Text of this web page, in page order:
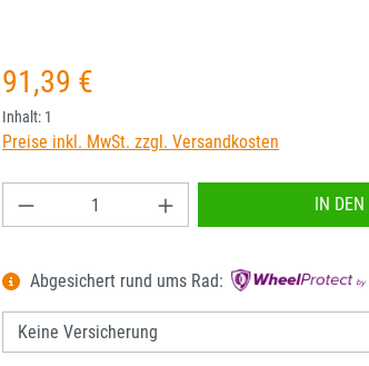
Regulärer Preis:
91,39 €
Inhalt: 1
Preise inkl. MwSt. zzgl. Versandkosten
Produkt Anzahl: Gib den IN
Abgesichert rund ums Rad: